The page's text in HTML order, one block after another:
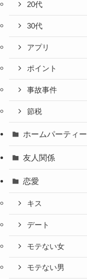
20代
30代
アプリ
ポイント
事故事件
節税
ホームパーティー
友人関係
恋愛
キス
デート
モテない女
モテない男